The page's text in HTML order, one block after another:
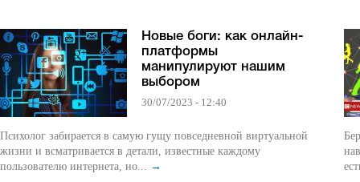
Новые боги: как онлайн-
платформы
манипулируют нашим
выбором
30/07/2023 - 12:40
Психолог забирается в самую гущу повседневной виртуальной
жизни и всматривается в детали, известные каждому
пользователю интернета, но... →